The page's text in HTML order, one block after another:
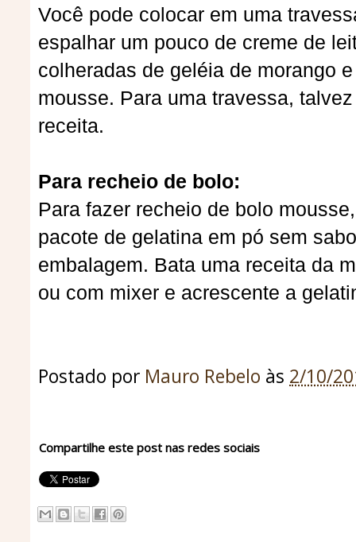
Você pode colocar em uma
espalhar um pouco de creme de
colheradas de geléia de morango
mousse. Para uma travessa,
receita.
Para recheio de bolo:
Para fazer recheio de bolo
pacote de gelatina em pó sem
embalagem. Bata uma receita da
ou com mixer e acrescente a
Postado por Mauro Rebelo às 2/10/
Compartilhe este post nas redes sociais